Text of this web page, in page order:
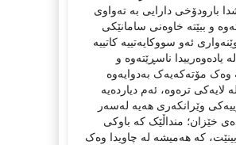
بارودۆخی دارایی بە تەواوی
و ببێتە خاوەنی سامانێکی
ئەو سووکایەتییە کاتییە
یادەوەرییدا ناسڕێتەوە و
مۆتەکەیەک بەدوایەوە
لایەکی ترەوە، ئەم دیاردەیە
وێرانکەری هەیە لەسەر
خێزان؛ منداڵێک کە باوکی
کە هەمیشە لە چاویدا وەک